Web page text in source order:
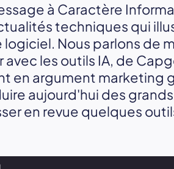
à Caractère
techniques qui
logiciel. Nous parlons de
les outils IA, de
en argument marketing
aujourd'hui des
en revue quelques